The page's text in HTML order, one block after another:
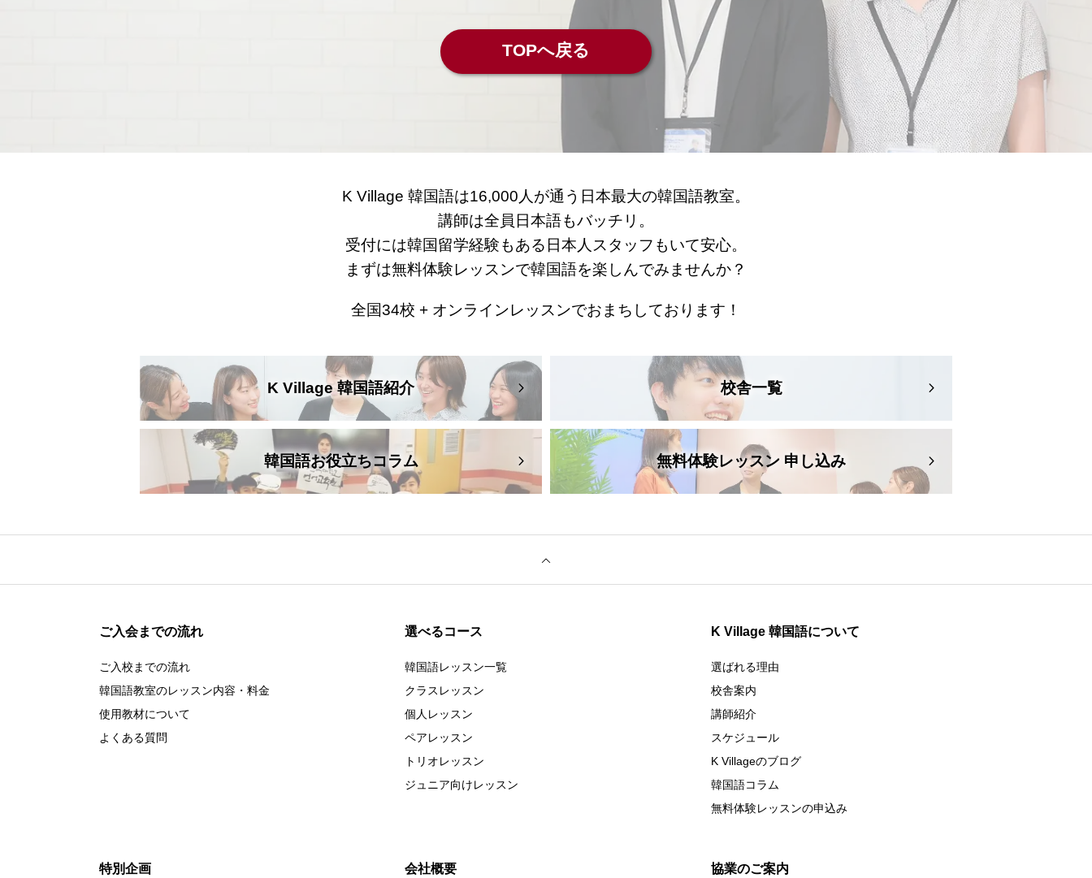
ご入校までの流れ
韓国語講師紹介
無料体験レッスン
TOPへ戻る
K Village 韓国語は16,000人が通う 日本最大の韓国語教室。
講師は全員日本語もバッチリ。
受付には韓国留学経験もある 日本人スタッフもいて安心。
まずは無料体験レッスンで韓国語を楽しんでみませんか？
全国34校 + オンラインレッスンでおまちしております！
K Village 韓国語紹介 校舎一覧
韓国語お役立ちコラム 無料体験レッスン 申し込み
ご入会までの流れ
ご入校までの流れ
韓国語教室のレッスン内容・料金
使用教材について
よくある質問
選べるコース
韓国語レッスン一覧
クラスレッスン
個人レッスン
ペアレッスン
トリオレッスン
ジュニア向けレッスン
K Village 韓国語について
選ばれる理由
校舎案内
講師紹介
スケジュール
K Villageのブログ
韓国語コラム
無料体験レッスンの申込み
特別企画 会社概要 協業のご案内